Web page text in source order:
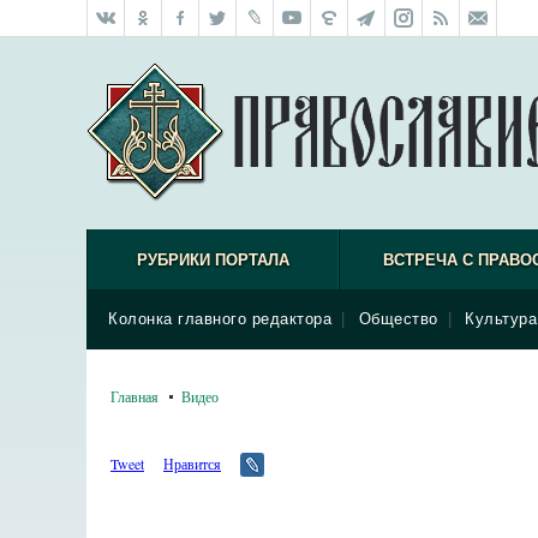
РУБРИКИ ПОРТАЛА ВСТРЕЧА С
Колонка главного редактора Общество Культура
Главная Видео
Tweet Нравится